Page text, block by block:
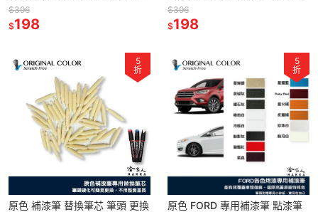
魂動紅 皓雪白 躍雪白 玄武灰 哈
家人
$396
$198
C5 BERLINGO 布丁狗 汽車補漆
筆 哈
$396
$198
5
折
原色 補漆筆 替換筆芯 筆頭 更換
5
折
原色 FORD 專用補漆筆 點漆筆